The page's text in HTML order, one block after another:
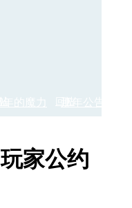
年的魔力
›
那年公告区
回帖
家公约